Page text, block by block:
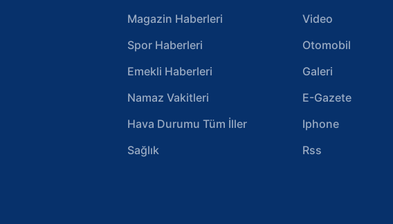
Magazin Haberleri
Spor Haberleri
Emekli Haberleri
Namaz Vakitleri
Hava Durumu Tüm İller
Sağlık
Video
Otomobil
Galeri
E-Gazete
Iphone
Rss